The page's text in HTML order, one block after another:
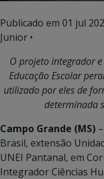
Publicado em 01 jul
Junior •
O projeto integrador
Educação Escolar
utilizado por eles de
determinada
Campo Grande (MS)
Brasil, extensão
UNEI Pantanal, em
Integrador Ciências